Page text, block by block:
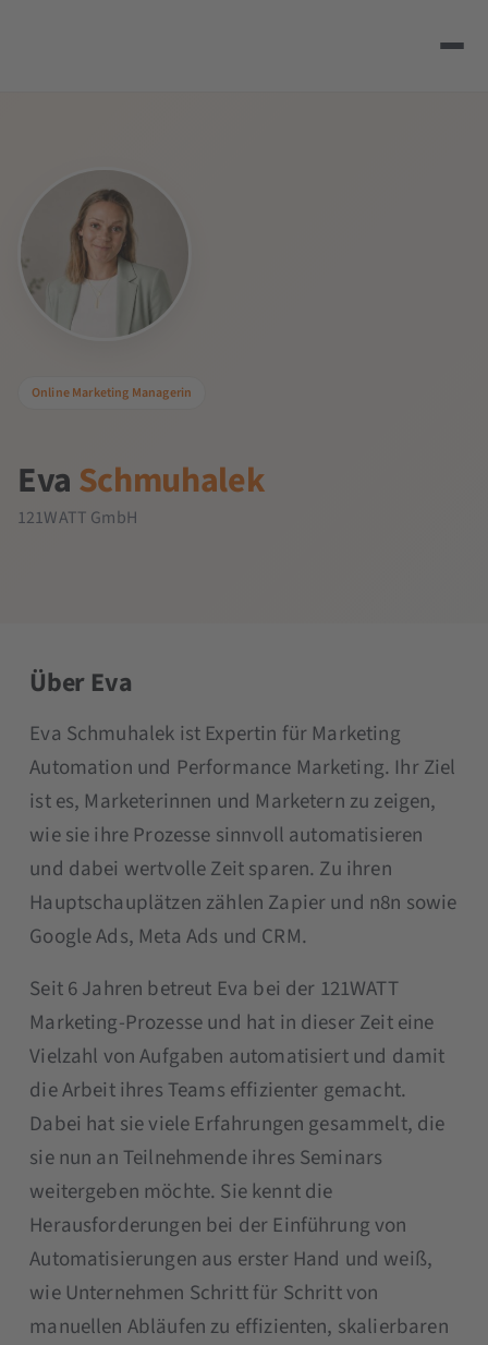
Online Marketing Managerin
EvaSchmuhalek
121WATT GmbH
Über Eva
Eva Schmuhalek ist Expertin für Marketing
Automation und Performance Marketing. Ihr Ziel
ist es, Marketerinnen und Marketern zu zeigen,
wie sie ihre Prozesse sinnvoll automatisieren
und dabei wertvolle Zeit sparen. Zu ihren
Hauptschauplätzen zählen Zapier und n8n sowie
Google Ads, Meta Ads und CRM.
Seit 6 Jahren betreut Eva bei der 121WATT
Marketing-Prozesse und hat in dieser Zeit eine
Vielzahl von Aufgaben automatisiert und damit
die Arbeit ihres Teams effizienter gemacht.
Dabei hat sie viele Erfahrungen gesammelt, die
sie nun an Teilnehmende ihres Seminars
weitergeben möchte. Sie kennt die
Herausforderungen bei der Einführung von
Automatisierungen aus erster Hand und weiß,
wie Unternehmen Schritt für Schritt von
manuellen Abläufen zu effizienten, skalierbaren